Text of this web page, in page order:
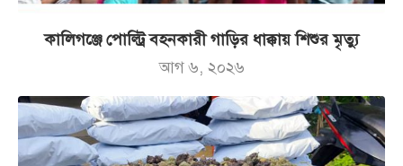
কালিগঞ্জে পোল্ট্রি বহনকারী গাড়ির ধাক্কায় শিশুর মৃত্যু
আগ ৬, ২০২৬